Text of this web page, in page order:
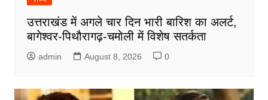
उत्तराखंड में अगले चार दिन भारी बारिश का अलर्ट,
बागेश्वर-पिथौरागढ़-चमोली में विशेष सतर्कता
admin August 8, 2026 0